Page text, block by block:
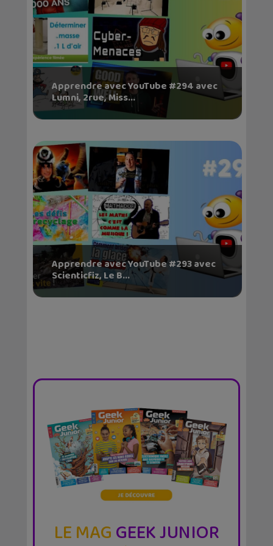
Apprendre avec YouTube #294 avec
Lumni, 2rue, Miss...
Apprendre avec YouTube #293 avec
Scienticfiz, Le B...
LE MAGGEEK JUNIOR